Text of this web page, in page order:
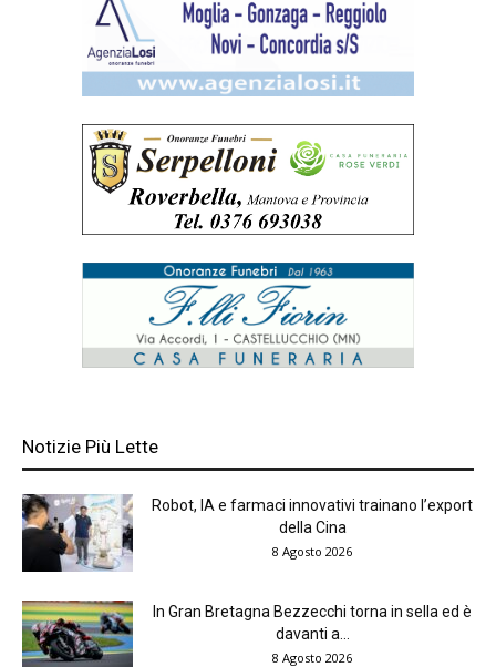
Notizie Più Lette
Robot, IA e farmaci innovativi trainano l’export
della Cina
8 Agosto 2026
In Gran Bretagna Bezzecchi torna in sella ed è
davanti a...
8 Agosto 2026